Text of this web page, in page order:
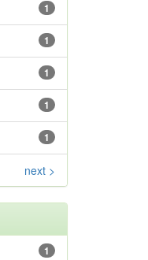
1
1
1
1
1
next >
1